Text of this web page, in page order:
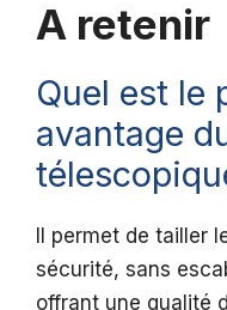
A retenir
Quel est le
avantage
Il permet de tailler
sécurité, sans
offrant une qualité